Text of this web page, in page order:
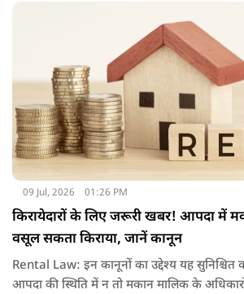
09 Jul, 2026 01:26 PM
किरायेदारों के लिए जरूरी खबर! आपदा में
वसूल सकता किराया, जानें कानून
Rental Law: इन कानूनों का उद्देश्य यह सुनिश्चित
आपदा की स्थिति में न तो मकान मालिक के